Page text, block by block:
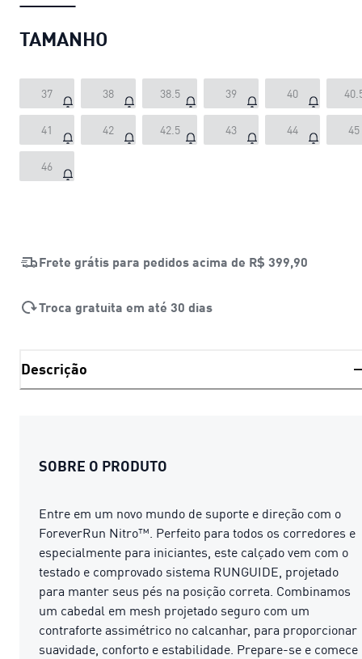
TAMANHO
37 38 38.5 39 40
41 42 42.5 43 44 45
46
Frete grátis para pedidos acima de R$ 399,90
Troca gratuita em até 30 dias
Descrição
SOBRE O PRODUTO
Entre em um novo mundo de suporte e direção com o
ForeverRun Nitro™. Perfeito para todos os corredores e
especialmente para iniciantes, este calçado vem com o
testado e comprovado sistema RUNGUIDE, projetado
para manter seus pés na posição correta. Combinamos
um cabedal em mesh projetado seguro com um
contraforte assimétrico no calcanhar, para proporcionar
suavidade, conforto e estabilidade. Prepare-se e comece